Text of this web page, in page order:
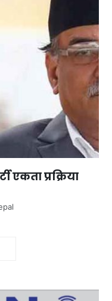
एकता प्रक्रिया